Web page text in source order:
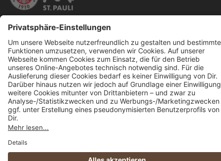
Alle Preise inkl. gesetzl. Mehrwertsteuer zzgl.Versandkosten und ggf.
Nachnahmegebühren, wenn nicht anders angegeben.